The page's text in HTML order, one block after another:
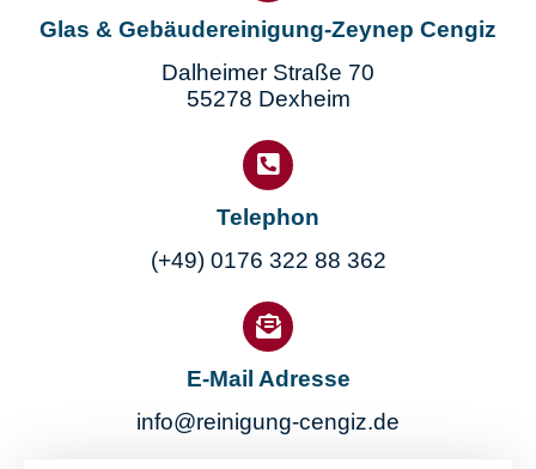
Glas & Gebäudereinigung-Zeynep Cengiz
Dalheimer Straße 70
55278 Dexheim
Telephon
(+49) 0176 322 88 362
E-Mail Adresse
info@reinigung-cengiz.de